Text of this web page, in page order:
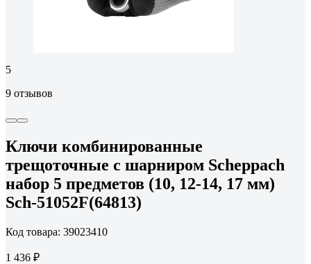
5
9 отзывов
Ключи комбинированные
трещоточные с шарниром Scheppach
набор 5 предметов (10, 12-14, 17 мм)
Sch-51052F(64813)
Код товара: 39023410
1 436 ₽